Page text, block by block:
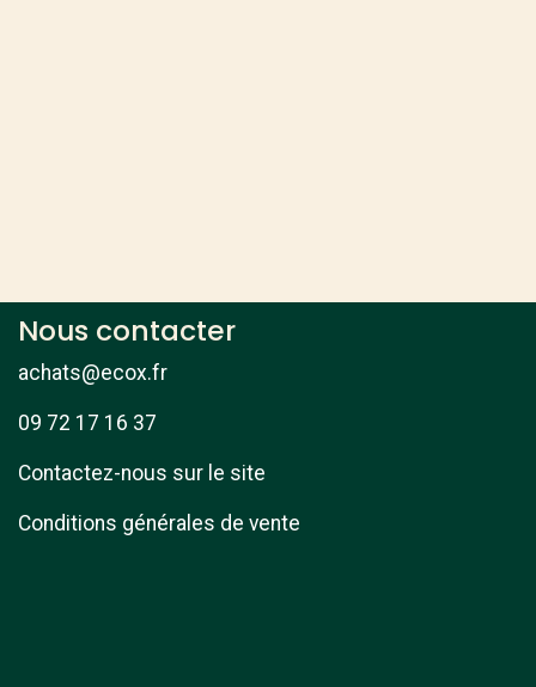
Nous contacter
achats@ecox.fr
09 72 17 16 37
Contactez-nous sur le site
Conditions générales de vente